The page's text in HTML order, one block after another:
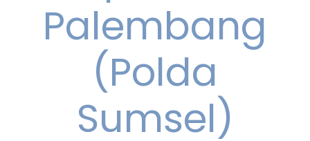
Palembang
(Polda
Sumsel)